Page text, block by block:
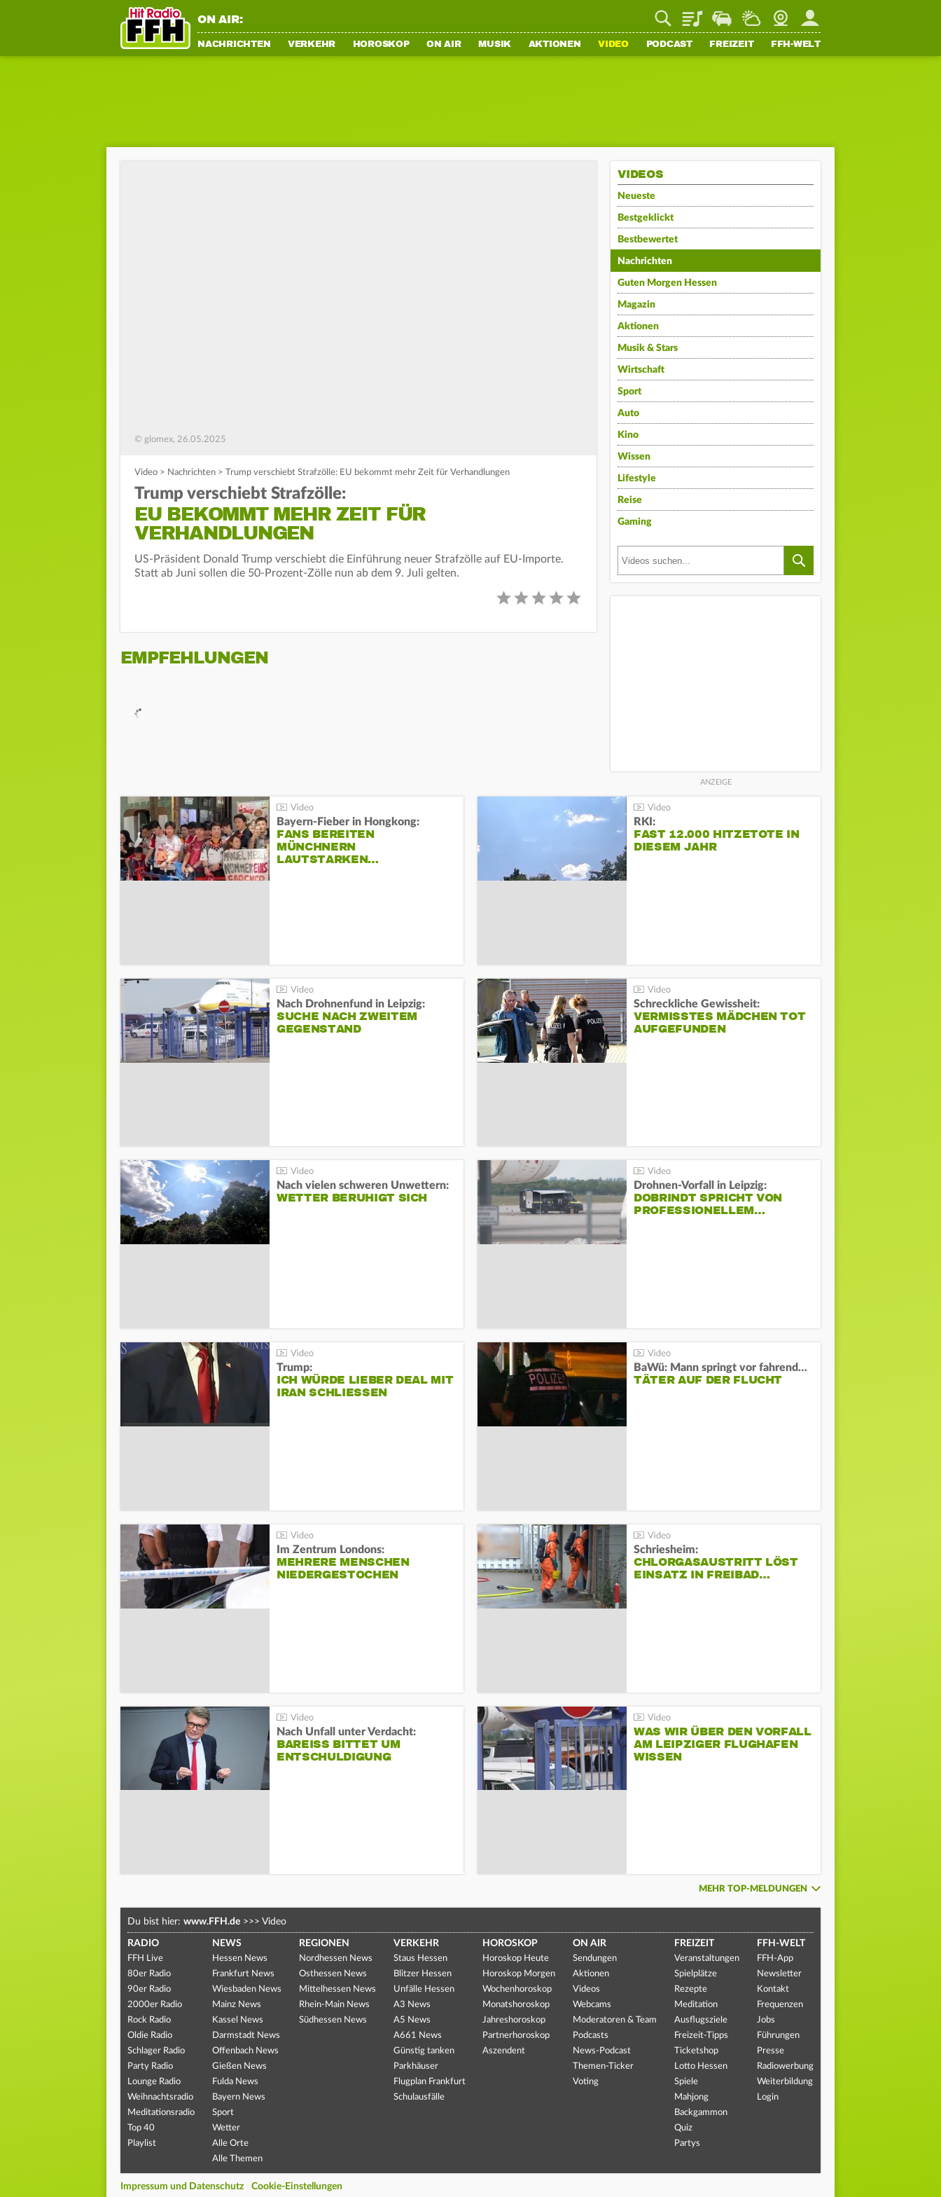
ON AIR: PlaylistStaupilotWetterWebcamMein FFH
NACHRICHTEN VERKEHR HOROSKOP ON AIR MUSIK AKTIONEN VIDEO PODCAST FREIZEIT FFH-WELT
© glomex, 26.05.2025
Video > Nachrichten > Trump verschiebt Strafzölle: EU bekommt mehr Zeit für Verhandlungen
Trump verschiebt Strafzölle:
EU BEKOMMT MEHR ZEIT FÜR
VERHANDLUNGEN
US-Präsident Donald Trump verschiebt die Einführung neuer Strafzölle auf EU-Importe.
Statt ab Juni sollen die 50-Prozent-Zölle nun ab dem 9. Juli gelten.
EMPFEHLUNGEN
VIDEOS
Neueste
Bestgeklickt
Bestbewertet
Nachrichten
Guten Morgen Hessen
Magazin
Aktionen
Musik & Stars
Wirtschaft
Sport
Auto
Kino
Wissen
Lifestyle
Reise
Gaming
Bayern-Fieber in Hongkong:
FANS BEREITEN
MÜNCHNERN
LAUTSTARKEN…
RKI:
FAST 12.000 HITZETOTE IN
DIESEM JAHR
Nach Drohnenfund in Leipzig:
SUCHE NACH ZWEITEM
GEGENSTAND
Schreckliche Gewissheit:
VERMISSTES MÄDCHEN TOT
AUFGEFUNDEN
Nach vielen schweren Unwettern:
WETTER BERUHIGT SICH
Drohnen-Vorfall in Leipzig:
DOBRINDT SPRICHT VON
PROFESSIONELLEM…
Trump:
ICH WÜRDE LIEBER DEAL MIT
IRAN SCHLIESSEN
BaWü: Mann springt vor fahrendes Auto und schießt
TÄTER AUF DER FLUCHT
Im Zentrum Londons:
MEHRERE MENSCHEN
NIEDERGESTOCHEN
Schriesheim:
CHLORGASAUSTRITT LÖST
EINSATZ IN FREIBAD…
Nach Unfall unter Verdacht:
BAREISS BITTET UM E
NTSCHULDIGUNG
WAS WIR ÜBER DEN VORFALL
AM LEIPZIGER FLUGHAFEN
WISSEN
MEHR TOP-MELDUNGEN
Du bist hier: www.FFH.de >>> Video
RADIO
FFH Live
80er Radio
90er Radio
2000er Radio
Rock Radio
Oldie Radio
Schlager Radio
Party Radio
Lounge Radio
Weihnachtsradio
Meditationsradio
Top 40
Playlist
NEWS
Hessen News
Frankfurt News
Wiesbaden News
Mainz News
Kassel News
Darmstadt News
Offenbach News
Gießen News
Fulda News
Bayern News
Sport
Wetter
Alle Orte
Alle Themen
REGIONEN
Nordhessen News
Osthessen News
Mittelhessen News
Rhein-Main News
Südhessen News
VERKEHR
Staus Hessen
Blitzer Hessen
Unfälle Hessen
A3 News
A5 News
A661 News
Günstig tanken
Parkhäuser
Flugplan Frankfurt
Schulausfälle
HOROSKOP
Horoskop Heute
Horoskop Morgen
Wochenhoroskop
Monatshoroskop
Jahreshoroskop
Partnerhoroskop
Aszendent
ON AIR
Sendungen
Aktionen
Videos
Webcams
Moderatoren & Team
Podcasts
News-Podcast
Themen-Ticker
Voting
FREIZEIT
Veranstaltungen
Spielplätze
Rezepte
Meditation
Ausflugsziele
Freizeit-Tipps
Ticketshop
Lotto Hessen
Spiele
Mahjong
Backgammon
Quiz
Partys
FFH-WELT
FFH-App
Newsletter
Kontakt
Frequenzen
Jobs
Führungen
Presse
Radiowerbung
Weiterbildung
Login
Impressum und Datenschutz Cookie-Einstellungen